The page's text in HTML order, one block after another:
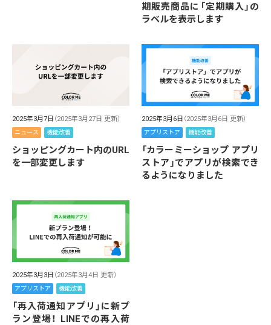
期販売商品に「定期購入」の
ラベルを表示します
2025年3月7日 （2025年3月27日 更新）
ニュース 機能改善
ショッピングカート内のURL
を一部変更します
2025年3月6日 （2025年3月6日 更新）
アプリストア 機能改善
「カラーミーショップ アプリ
ストア」でアプリが検索でき
るようになりました
2025年3月3日 （2025年3月4日 更新）
アプリストア 機能改善
「再入荷通知アプリ」に新プ
ラン登場！ LINEでの再入荷